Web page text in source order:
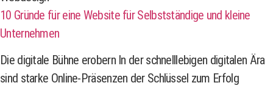
10 Gründe für eine Website für Selbstständige und kleine
Unternehmen
Die digitale Bühne erobern In der schnelllebigen digitalen Ära
sind starke Online-Präsenzen der Schlüssel zum Erfolg